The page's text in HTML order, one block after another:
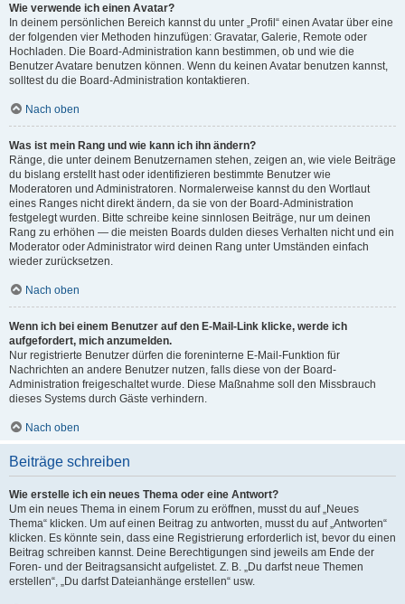
Wie verwende ich einen Avatar?
In deinem persönlichen Bereich kannst du unter „Profil“ einen Avatar über eine
der folgenden vier Methoden hinzufügen: Gravatar, Galerie, Remote oder
Hochladen. Die Board-Administration kann bestimmen, ob und wie die
Benutzer Avatare benutzen können. Wenn du keinen Avatar benutzen kannst,
solltest du die Board-Administration kontaktieren.
Nach oben
Was ist mein Rang und wie kann ich ihn ändern?
Ränge, die unter deinem Benutzernamen stehen, zeigen an, wie viele Beiträge
du bislang erstellt hast oder identifizieren bestimmte Benutzer wie
Moderatoren und Administratoren. Normalerweise kannst du den Wortlaut
eines Ranges nicht direkt ändern, da sie von der Board-Administration
festgelegt wurden. Bitte schreibe keine sinnlosen Beiträge, nur um deinen
Rang zu erhöhen — die meisten Boards dulden dieses Verhalten nicht und ein
Moderator oder Administrator wird deinen Rang unter Umständen einfach
wieder zurücksetzen.
Nach oben
Wenn ich bei einem Benutzer auf den E-Mail-Link klicke, werde ich
aufgefordert, mich anzumelden.
Nur registrierte Benutzer dürfen die foreninterne E-Mail-Funktion für
Nachrichten an andere Benutzer nutzen, falls diese von der Board-
Administration freigeschaltet wurde. Diese Maßnahme soll den Missbrauch
dieses Systems durch Gäste verhindern.
Nach oben
Beiträge schreiben
Wie erstelle ich ein neues Thema oder eine Antwort?
Um ein neues Thema in einem Forum zu eröffnen, musst du auf „Neues
Thema“ klicken. Um auf einen Beitrag zu antworten, musst du auf „Antworten“
klicken. Es könnte sein, dass eine Registrierung erforderlich ist, bevor du einen
Beitrag schreiben kannst. Deine Berechtigungen sind jeweils am Ende der
Foren- und der Beitragsansicht aufgelistet. Z. B. „Du darfst neue Themen
erstellen“, „Du darfst Dateianhänge erstellen“ usw.